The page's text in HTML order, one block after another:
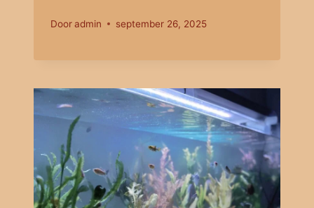
Dooradmin september 26, 2025